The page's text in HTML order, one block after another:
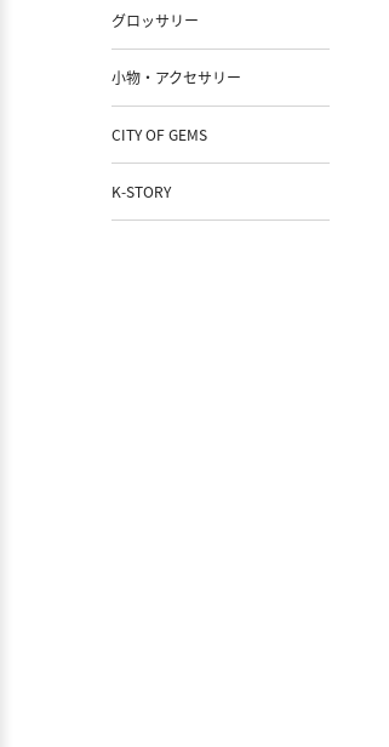
グロッサリー
小物・アクセサリー
CITY OF GEMS
K-STORY